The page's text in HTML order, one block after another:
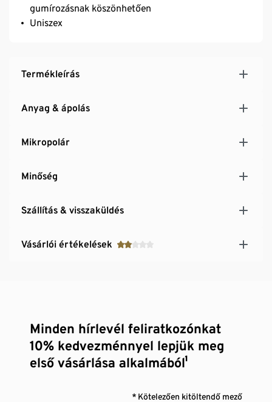
gumírozásnak köszönhetően
Uniszex
Termékleírás
Anyag & ápolás
Mikropolár
Minőség
Szállítás & visszaküldés
Vásárlói értékelések
Minden hírlevél feliratkozónkat
10% kedvezménnyel lepjük meg
első vásárlása alkalmából¹
* Kötelezően kitöltendő mező